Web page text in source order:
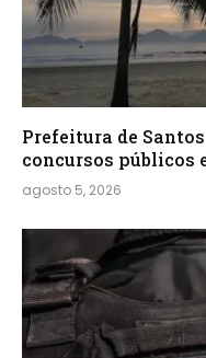
Prefeitura de
concursos públicos
agosto 5, 2026